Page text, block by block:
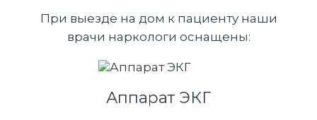
При выезде на дом к пациенту наши
врачи наркологи оснащены:
Аппарат ЭКГ